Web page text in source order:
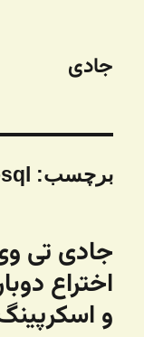
جادی
برچسب:
اختراع
و